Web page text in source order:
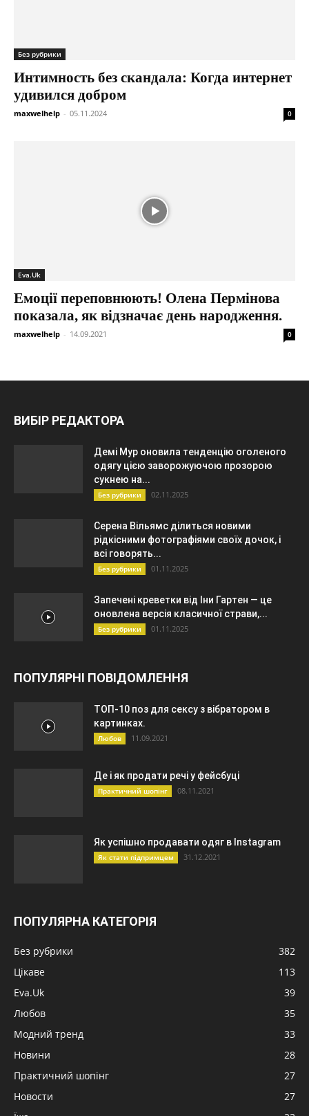
Без рубрики
Интимность без скандала: Когда интернет
удивился добром
maxwelhelp - 05.11.2024 0
Eva.Uk
Емоції переповнюють! Олена Пермінова
показала, як відзначає день народження.
maxwelhelp - 14.09.2021 0
ВИБІР РЕДАКТОРА
Демі Мур оновила тенденцію оголеного
одягу цією заворожуючою прозорою
сукнею на...
Без рубрики 02.11.2025
Серена Вільямс ділиться новими
рідкісними фотографіями своїх дочок, і
всі говорять...
Без рубрики 01.11.2025
Запечені креветки від Іни Гартен — це
оновлена ​​версія класичної страви,...
Без рубрики 01.11.2025
ПОПУЛЯРНІ ПОВІДОМЛЕННЯ
ТОП-10 поз для сексу з вібратором в
картинках.
Любов 11.09.2021
Де і як продати речі у фейсбуці
Практичний шопінг 08.11.2021
Як успішно продавати одяг в Instagram
Як стати підпримцем 31.12.2021
ПОПУЛЯРНА КАТЕГОРІЯ
Без рубрики
382
Цікаве
113
Eva.Uk
39
Любов
35
Модний тренд
33
Новини
28
Практичний шопінг
27
Новости
27